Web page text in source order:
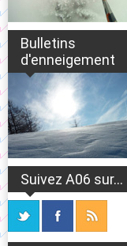
Bulletins
d'enneigement
Suivez A06 sur...